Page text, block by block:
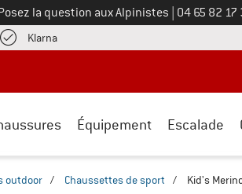
la question aux Alpinistes Appelez-
04 65 82 17
KlarnaTrouve les informations de paiement
Équipement Escalade
outdoor / Chaussettes de sport / Kid's